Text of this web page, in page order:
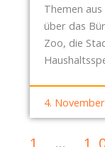
Themen
über das
Zoo, die
4.
1
…